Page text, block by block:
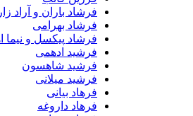
فرشاد باران و آراد زارعی
فرشاد بهرامی
فرشاد پیکسل و نیما اهورا
فرشید ادهمی
فرشید شاهسون
فرشید میلانی
فرهاد بیانی
فرهاد داروغه